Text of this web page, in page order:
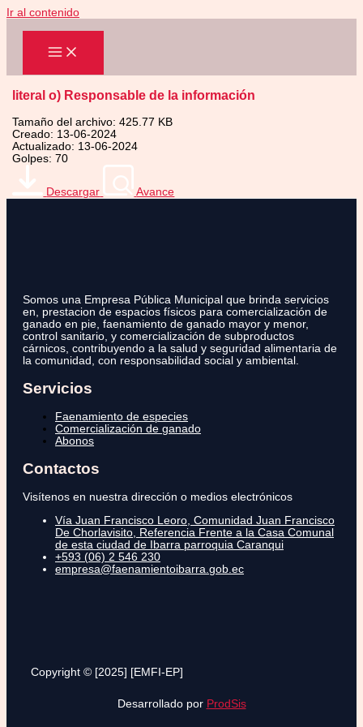
Ir al contenido
literal o) Responsable de la información
Tamaño del archivo: 425.77 KB
Creado: 13-06-2024
Actualizado: 13-06-2024
Golpes: 70
Descargar Avance
Somos una Empresa Pública Municipal que brinda servicios
en, prestacion de espacios físicos para comercialización de
ganado en pie, faenamiento de ganado mayor y menor,
control sanitario, y comercialización de subproductos
cárnicos, contribuyendo a la salud y seguridad alimentaria de
la comunidad, con responsabilidad social y ambiental.
Servicios
Faenamiento de especies
Comercialización de ganado
Abonos
Contactos
Visítenos en nuestra dirección o medios electrónicos
Vía Juan Francisco Leoro, Comunidad Juan Francisco
De Chorlavisito, Referencia Frente a la Casa Comunal
de esta ciudad de Ibarra parroquia Caranqui
+593 (06) 2 546 230
empresa@faenamientoibarra.gob.ec
Copyright © [2025] [EMFI-EP]
Desarrollado por ProdSis